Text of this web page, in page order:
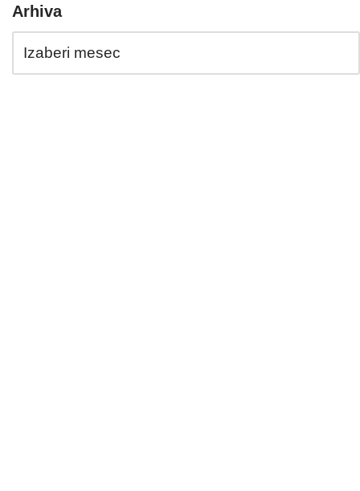
Arhiva